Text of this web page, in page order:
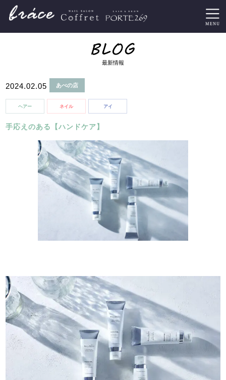
最新情報
2024.02.05 あべの店
ヘアー ネイル アイ
手応えのある【ハンドケア】